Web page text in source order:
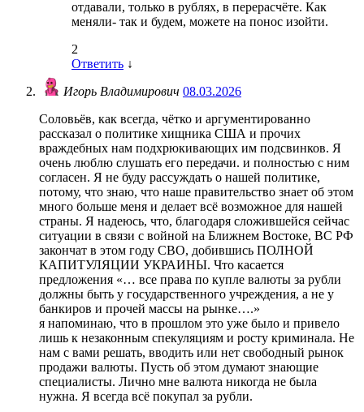
отдавали, только в рублях, в перерасчёте. Как
меняли- так и будем, можете на понос изойти.
2
Ответить ↓
Игорь Владимирович 08.03.2026
Соловьёв, как всегда, чётко и аргументированно
рассказал о политике хищника США и прочих
враждебных нам подхрюкивающих им подсвинков. Я
очень люблю слушать его передачи. и полностью с ним
согласен. Я не буду рассуждать о нашей политике,
потому, что знаю, что наше правительство знает об этом
много больше меня и делает всё возможное для нашей
страны. Я надеюсь, что, благодаря сложившейся сейчас
ситуации в связи с войной на Ближнем Востоке, ВС РФ
закончат в этом году СВО, добившись ПОЛНОЙ
КАПИТУЛЯЦИИ УКРАИНЫ. Что касается
предложения «… все права по купле валюты за рубли
должны быть у государственного учреждения, а не у
банкиров и прочей массы на рынке….»
я напоминаю, что в прошлом это уже было и привело
лишь к незаконным спекуляциям и росту криминала. Не
нам с вами решать, вводить или нет свободный рынок
продажи валюты. Пусть об этом думают знающие
специалисты. Лично мне валюта никогда не была
нужна. Я всегда всё покупал за рубли.